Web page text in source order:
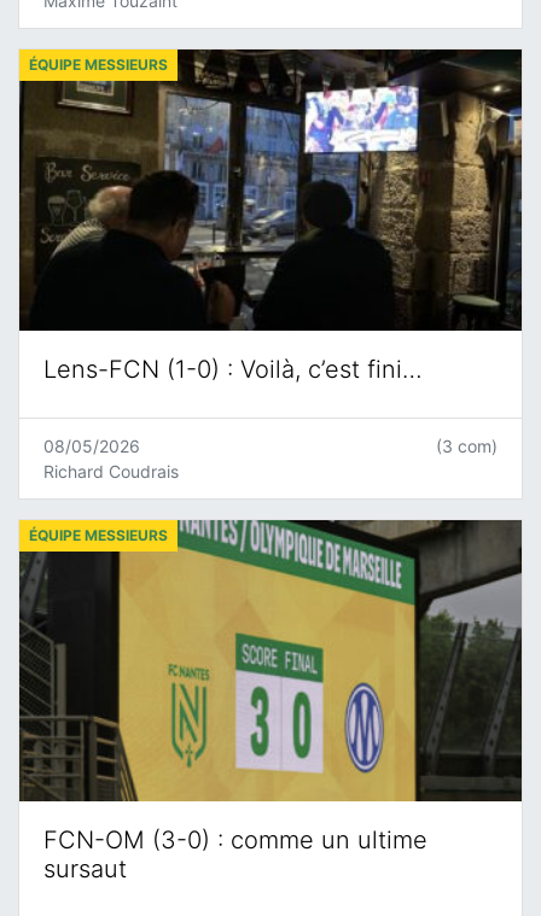
Lens-FCN (1-0) : Voilà, c’est fini…
ÉQUIPE MESSIEURS
08/05/2026
Richard Coudrais
(3 com)
FCN-OM (3-0) : comme un ultime
sursaut
ÉQUIPE MESSIEURS